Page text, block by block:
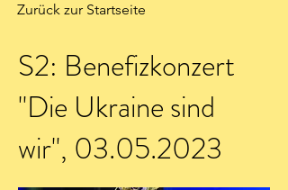
Zurück zur Startseite
S2: Benefizkonzert
"Die Ukraine sind
wir", 03.05.2023